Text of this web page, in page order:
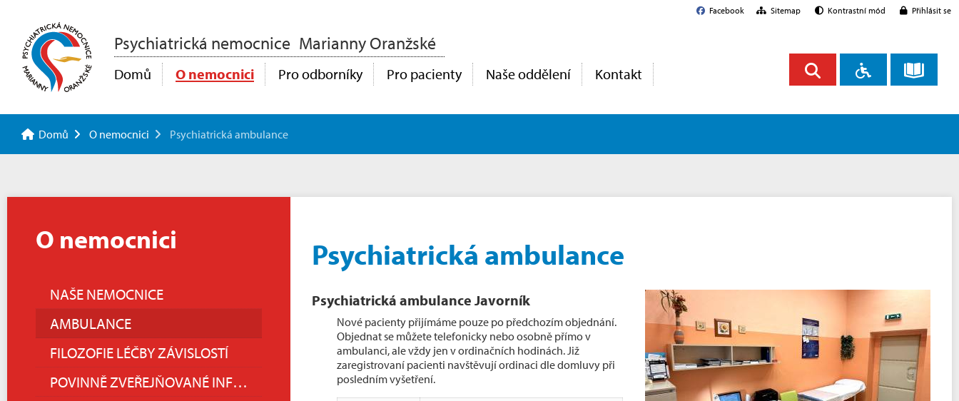
Facebook Sitemap Kontrastní mód Přihlásit se
Psychiatrická nemocnice Marianny Oranžské
Domů O nemocnici Pro odborníky Pro pacienty Naše oddělení Kontakt
Domů O nemocnici Psychiatrická ambulance
O nemocnici
NAŠE NEMOCNICE
AMBULANCE
FILOZOFIE LÉČBY ZÁVISLOSTÍ
POVINNĚ ZVEŘEJŇOVANÉ INFORMACE
Psychiatrická ambulance
Psychiatrická ambulance Javorník
Nové pacienty přijímáme pouze po předchozím objednání.
Objednat se můžete telefonicky nebo osobně přímo v
ambulanci, ale vždy jen v ordinačních hodinách. Již
zaregistrovaní pacienti navštěvují ordinaci dle domluvy při
posledním vyšetření.